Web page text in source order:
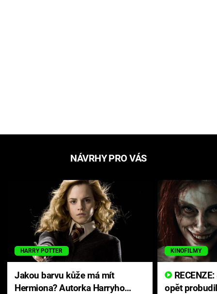
NÁVRHY PRO VÁS
HARRY POTTER
Jakou barvu kůže má mít
Hermiona? Autorka Harryho
KINOFILMY
opět